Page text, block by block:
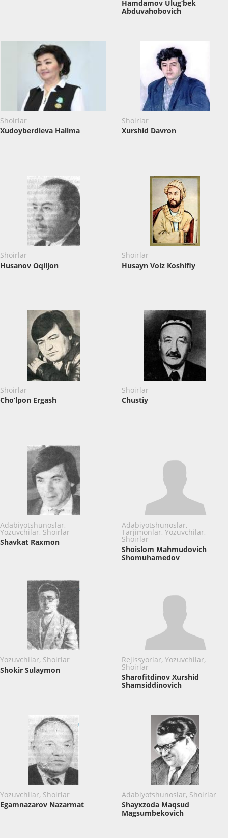
Hamdamov Ulug‘bek
Abduvahobovich
Shoirlar
Xudoyberdieva Halima
Shoirlar
Xurshid Davron
Shoirlar
Husanov Oqiljon
Shoirlar
Husayn Voiz Koshifiy
Shoirlar
Cho‘lpon Ergash
Shoirlar
Chustiy
Adabiyotshunoslar,
Yozuvchilar, Shoirlar
Shavkat Raxmon
Adabiyotshunoslar,
Tarjimonlar, Yozuvchilar,
Shoirlar
Shoislom Mahmudovich
Shomuhamedov
Yozuvchilar, Shoirlar
Shokir Sulaymon
Rejissyorlar, Yozuvchilar,
Shoirlar
Sharofitdinov Xurshid
Shamsiddinovich
Yozuvchilar, Shoirlar
Egamnazarov Nazarmat
Adabiyotshunoslar, Shoirlar
Shayxzoda Maqsud
Magsumbekovich